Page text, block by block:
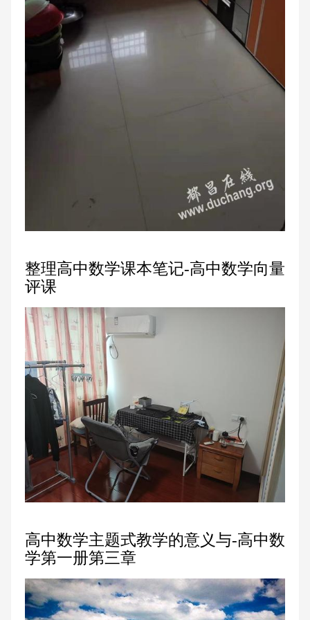
整理高中数学课本笔记-高中数学向量
评课
高中数学主题式教学的意义与-高中数
学第一册第三章